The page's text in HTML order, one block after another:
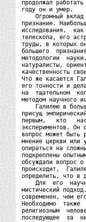
продолжал
году он и умер.
Огромный вклад
признание.
исследования,
телескопа, его
труды, в которых
большего
методологии
натуралисты,
качественность
Что же касается
его точности и
на  тщательном
методом научного
Галилею в
присущ
первым,   кто
экспериментов. Он
вопрос может
мнение церкви или
опираться на
подкреплены
обсуждали вопрос
происходит,
определить, что в
Для  его
мистический
современен, чем
Необходимо
религиозным
последующее  за